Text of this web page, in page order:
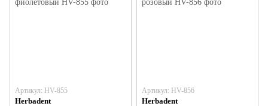
Артикул: HV-855
Herbadent
Артикул: HV-856
Herbadent